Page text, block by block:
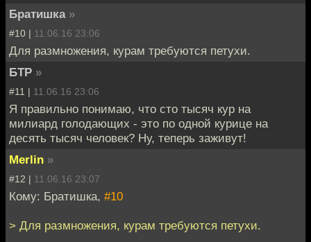
Братишка »
#10 | 11.06.16 23:06
Для размножения, курам требуются петухи.
БТР »
#11 | 11.06.16 23:06
Я правильно понимаю, что сто тысяч кур на
милиард голодающих - это по одной курице на
десять тысяч человек? Ну, теперь заживут!
Merlin »
#12 | 11.06.16 23:07
Кому: Братишка, #10
> Для размножения, курам требуются петухи.